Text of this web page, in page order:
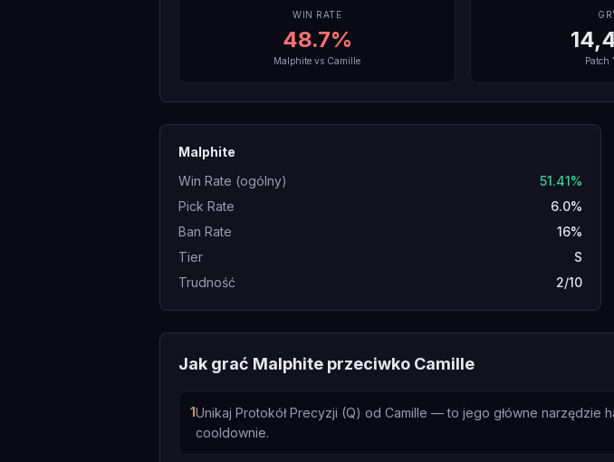
WIN RATE
48.7%
Malphite vs Camille Patch
Malphite
Win Rate (ogólny)
51.41%
Pick Rate
6.0%
Ban Rate
16%
Tier
S
Trudność
2/10
Jak grać Malphite przeciwko Camille
1Unikaj Protokół Precyzji (Q) od Camille — to jego główne narzędzie
cooldownie.